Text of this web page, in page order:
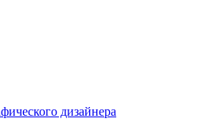
дизайнера